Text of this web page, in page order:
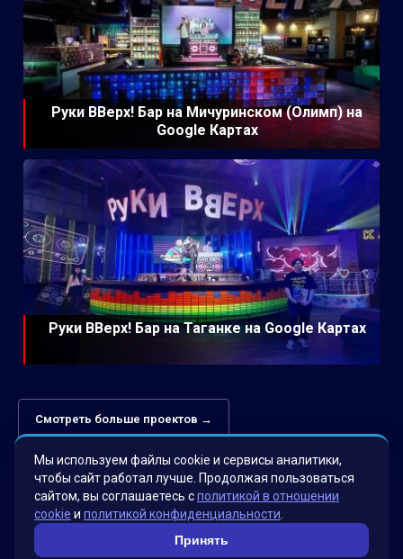
Руки ВВерх! Бар на Мичуринском (Олимп) на
Google Картах
Руки ВВерх! Бар на Таганке на Google Картах
Смотреть больше проектов →
Мы используем файлы cookie и сервисы аналитики,
чтобы сайт работал лучше. Продолжая пользоваться
сайтом, вы соглашаетесь сполитикой в отношении
cookie и политикой конфиденциальности
Принять